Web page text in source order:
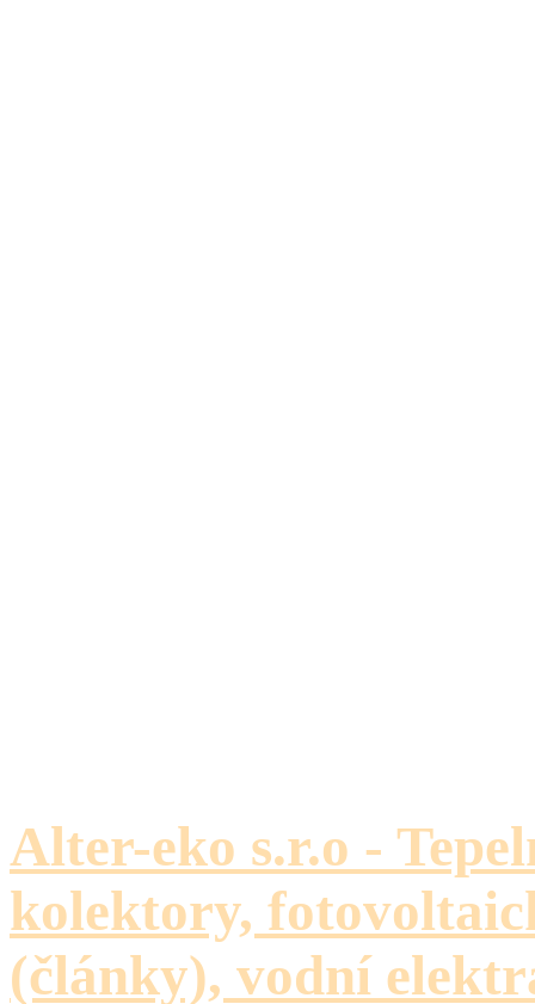
Alter-eko s.r.o -
kolektory,
(články), vodní